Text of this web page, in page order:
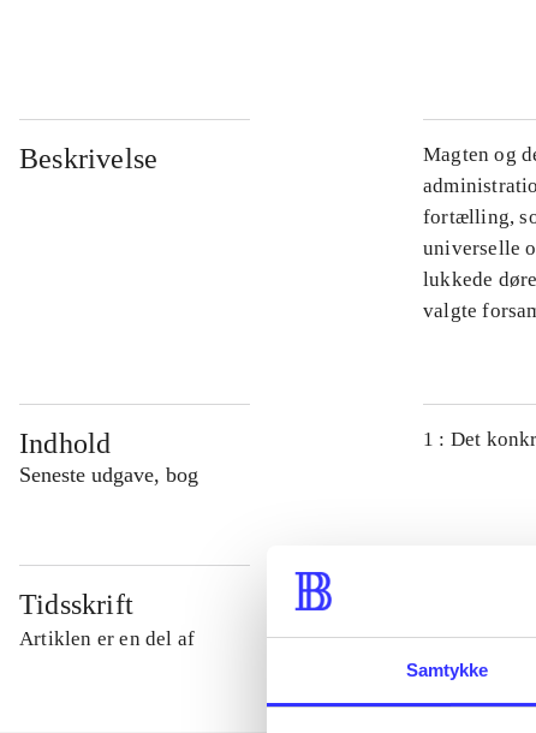
Samtykke
Beskrivelse
Magten og
fortælling,
universelle
lukkede
valgte
Indhold
Seneste udgave, bog
1 : Det
Tidsskrift
Artiklen er en del af